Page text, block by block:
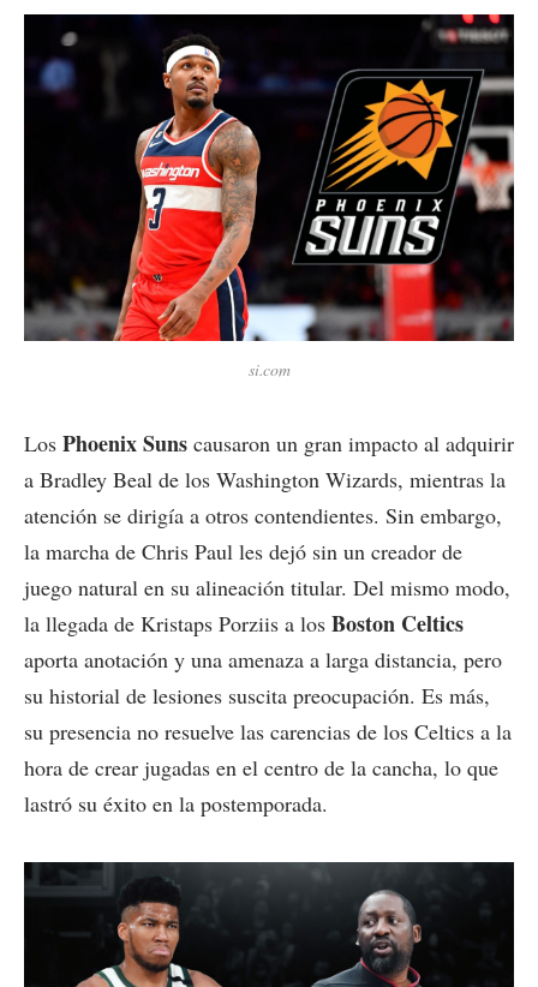
si.com
Los Phoenix Suns causaron un gran impacto al adquirir
a Bradley Beal de los Washington Wizards, mientras la
atención se dirigía a otros contendientes. Sin embargo,
la marcha de Chris Paul les dejó sin un creador de
juego natural en su alineación titular. Del mismo modo,
la llegada de Kristaps Porziis a los Boston Celtics
aporta anotación y una amenaza a larga distancia, pero
su historial de lesiones suscita preocupación. Es más,
su presencia no resuelve las carencias de los Celtics a la
hora de crear jugadas en el centro de la cancha, lo que
lastró su éxito en la postemporada.